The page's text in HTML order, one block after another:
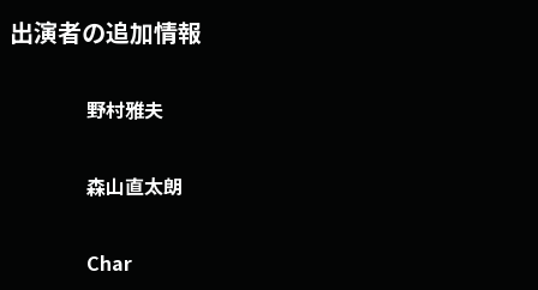
出演者の追加情報
野村雅夫
森山直太朗
Char